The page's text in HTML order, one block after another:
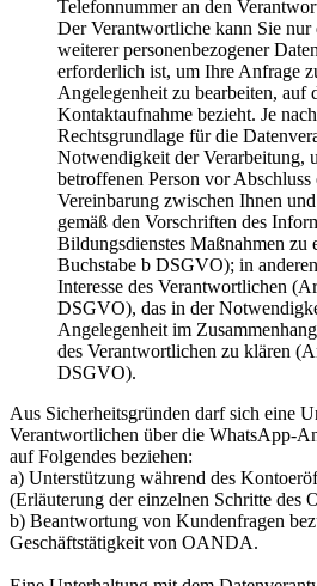
Telefonnummer an den
Der Verantwortliche kann Sie nur
weiterer personenbezogener
erforderlich ist, um Ihre Anfrage
Angelegenheit zu bearbeiten, auf
Kontaktaufnahme bezieht. Je
Rechtsgrundlage für die
Notwendigkeit der Verarbeitung,
betroffenen Person vor Abschluss
Vereinbarung zwischen Ihnen
gemäß den Vorschriften des
Bildungsdienstes Maßnahmen zu
Buchstabe b DSGVO); in
Interesse des Verantwortlichen
DSGVO), das in der
Angelegenheit im
des Verantwortlichen zu klären
DSGVO).
Aus Sicherheitsgründen darf sich eine
Verantwortlichen über die WhatsApp-
auf Folgendes beziehen:
a) Unterstützung während des
(Erläuterung der einzelnen Schritte des
b) Beantwortung von Kundenfragen
Geschäftstätigkeit von OANDA.